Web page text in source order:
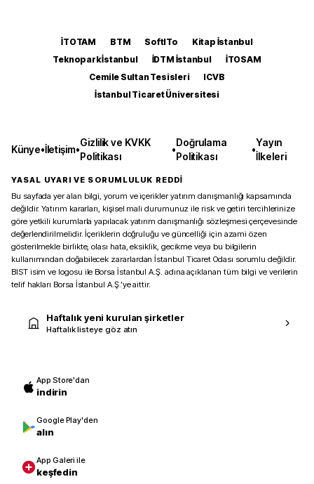
İTOTAM BTM SoftITo
Kitap İstanbul
Teknopark İstanbul
İDTM İstanbul
İTOSAM
Cemile Sultan Tesisleri
ICVB
İstanbul Ticaret Üniversitesi
Künye•İletişim•
Gizlilik ve KVKK
Politikası
•
Doğrulama
Politikası
•
Yayın
İlkeleri
YASAL UYARI VE SORUMLULUK REDDİ
Bu sayfada yer alan bilgi, yorum ve içerikler yatırım danışmanlığı kapsamında
değildir. Yatırım kararları, kişisel mali durumunuz ile risk ve getiri tercihlerinize
göre yetkili kurumlarla yapılacak yatırım danışmanlığı sözleşmesi çerçevesinde
değerlendirilmelidir. İçeriklerin doğruluğu ve güncelliği için azami özen
gösterilmekle birlikte, olası hata, eksiklik, gecikme veya bu bilgilerin
kullanımından doğabilecek zararlardan İstanbul Ticaret Odası sorumlu değildir.
BIST isim ve logosu ile Borsa İstanbul A.Ş. adına açıklanan tüm bilgi ve verilerin
telif hakları Borsa İstanbul A.Ş.’ye aittir.
Haftalık yeni kurulan şirketler
Haftalık listeye göz atın
App Store'dan
indirin
Google Play'den
alın
App Galeri ile
keşfedin